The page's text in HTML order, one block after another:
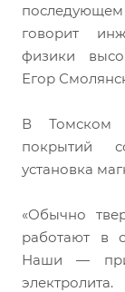
говорит
физики
Егор
В Томском
покрытий
установка
«Обычно
работают в
Наши — при